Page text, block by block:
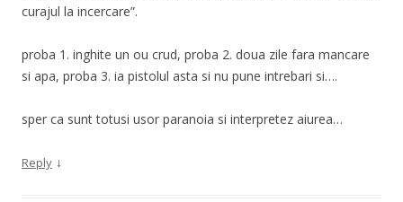
curajul la incercare”.
proba 1. inghite un ou crud, proba 2. doua zile fara mancare
si apa, proba 3. ia pistolul asta si nu pune intrebari si….
sper ca sunt totusi usor paranoia si interpretez aiurea…
Reply ↓